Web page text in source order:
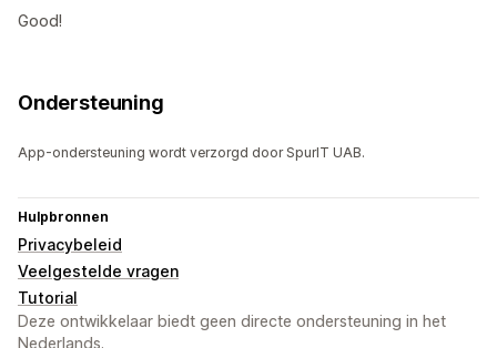
Good!
Ondersteuning
App-ondersteuning wordt verzorgd door SpurIT UAB.
Hulpbronnen
Privacybeleid
Veelgestelde vragen
Tutorial
Deze ontwikkelaar biedt geen directe ondersteuning in het
Nederlands.